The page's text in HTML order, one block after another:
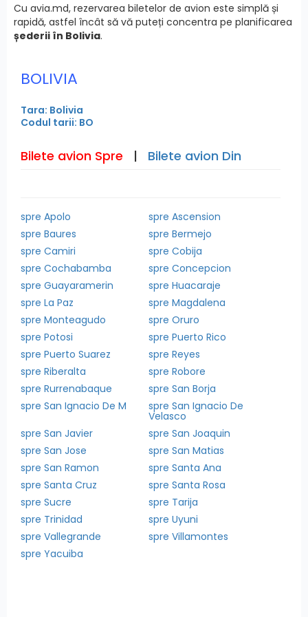
Cu avia.md, rezervarea biletelor de avion este simplă și
rapidă, astfel încât să vă puteți concentra pe planificarea
șederii în Bolivia.
BOLIVIA
Tara: Bolivia
Codul tarii: BO
Bilete avion Spre | Bilete avion Din
spre Apolo
spre Ascension
spre Baures
spre Bermejo
spre Camiri
spre Cobija
spre Cochabamba
spre Concepcion
spre Guayaramerin
spre Huacaraje
spre La Paz
spre Magdalena
spre Monteagudo
spre Oruro
spre Potosi
spre Puerto Rico
spre Puerto Suarez
spre Reyes
spre Riberalta
spre Robore
spre Rurrenabaque
spre San Borja
spre San Ignacio De M
spre San Ignacio De
Velasco
spre San Javier
spre San Joaquin
spre San Jose
spre San Matias
spre San Ramon
spre Santa Ana
spre Santa Cruz
spre Santa Rosa
spre Sucre
spre Tarija
spre Trinidad
spre Uyuni
spre Vallegrande
spre Villamontes
spre Yacuiba